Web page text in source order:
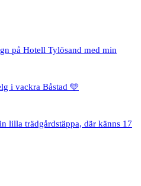
på Hotell Tylösand med min
i vackra Båstad 🩵
lilla trädgårdstäppa, där känns 17